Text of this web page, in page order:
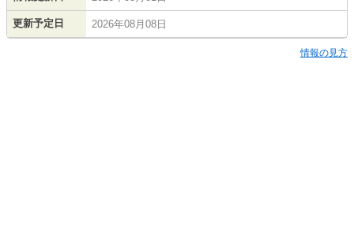
更新予定日 2026年08月08日
情報の見方